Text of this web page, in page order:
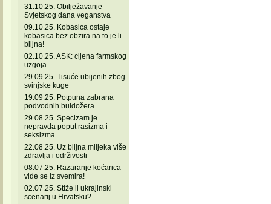
31.10.25. Obilježavanje
Svjetskog dana veganstva
09.10.25. Kobasica ostaje
kobasica bez obzira na to je li
biljna!
02.10.25. ASK: cijena farmskog
uzgoja
29.09.25. Tisuće ubijenih zbog
svinjske kuge
19.09.25. Potpuna zabrana
podvodnih buldožera
29.08.25. Specizam je
nepravda poput rasizma i
seksizma
22.08.25. Uz biljna mlijeka više
zdravlja i održivosti
08.07.25. Razaranje koćarica
vide se iz svemira!
02.07.25. Stiže li ukrajinski
scenarij u Hrvatsku?